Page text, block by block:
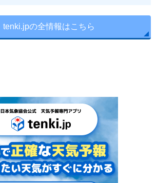
tenki.jpの全情報はこちら